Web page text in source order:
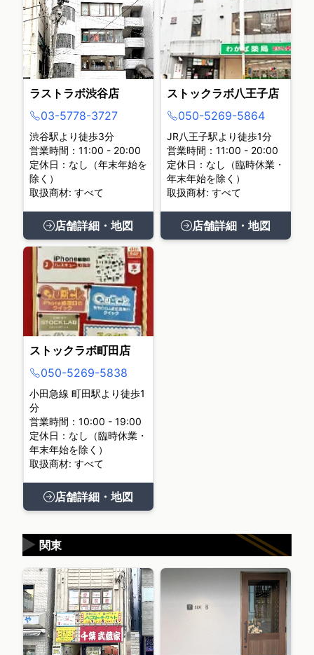
ラストラボ渋谷店
03-5778-3727
渋谷駅より徒歩3分
営業時間：11:00 - 20:00
定休日：なし（年末年始を
除く）
取扱商材: すべて
店舗詳細・地図
ストックラボ八王子店
050-5269-5864
JR八王子駅より徒歩1分
営業時間：11:00 - 20:00
定休日：なし（臨時休業・
年末年始を除く）
取扱商材: すべて
店舗詳細・地図
ストックラボ町田店
050-5269-5838
小田急線 町田駅より徒歩1
分
営業時間：10:00 - 19:00
定休日：なし（臨時休業・
年末年始を除く）
取扱商材: すべて
店舗詳細・地図
関東
▶